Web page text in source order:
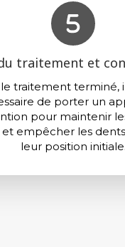
traitement et
traitement terminé,
de porter un
pour maintenir
empêcher les
leur position initiale.